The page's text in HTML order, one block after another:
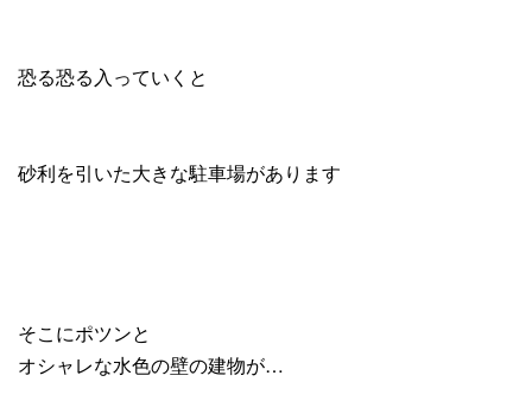
恐る恐る入っていくと
砂利を引いた大きな駐車場があります
そこにポツンと
オシャレな水色の壁の建物が…